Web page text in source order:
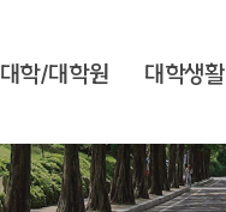
대학/대학원 대학생활